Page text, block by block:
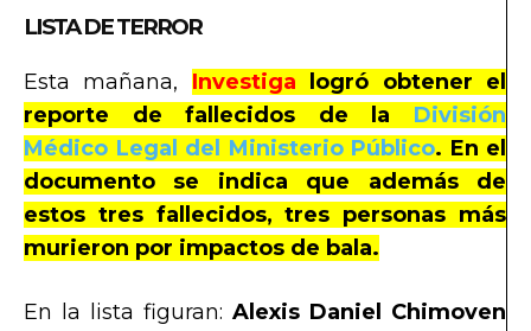
LISTA DE TERROR
Esta mañana, Investiga
logró obtener el
reporte de fallecidos de la División
Médico Legal del Ministerio Público. En el
documento se indica que además de
estos tres fallecidos, tres personas más
murieron por impactos de bala.
En la lista figuran: Alexis Daniel Chimoven